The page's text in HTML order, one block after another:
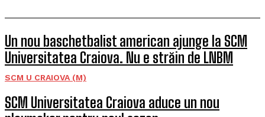
Un nou baschetbalist american ajunge la SCM
Universitatea Craiova. Nu e străin de LNBM
SCM U CRAIOVA (M)
SCM Universitatea Craiova aduce un nou